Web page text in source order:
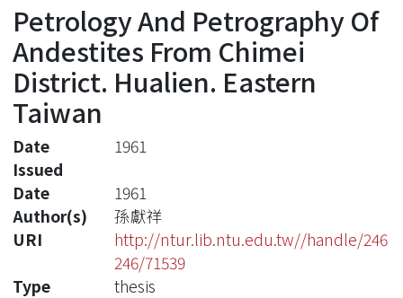
Statistics
Petrology And Petrography Of
Andestites From Chimei
District. Hualien. Eastern
Taiwan
Date
Issued
1961
Date
1961
Author(s)
孫獻祥
URI
http://ntur.lib.ntu.edu.tw//handle/246
246/71539
Type
thesis